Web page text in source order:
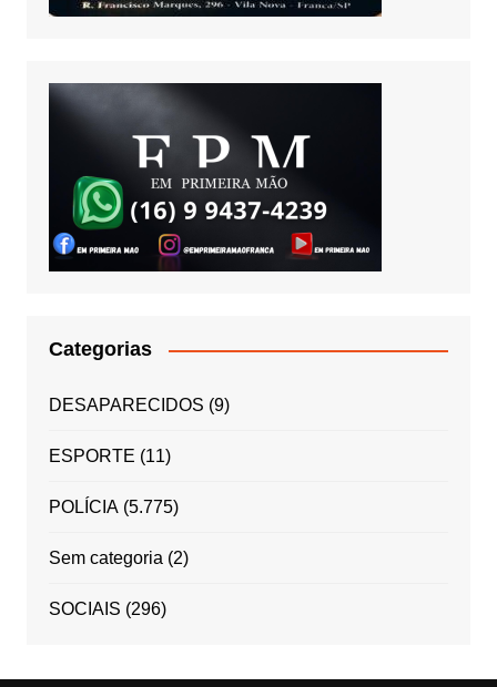
Categorias
DESAPARECIDOS (9)
ESPORTE (11)
POLÍCIA(5.775)
Sem categoria (2)
SOCIAIS (296)